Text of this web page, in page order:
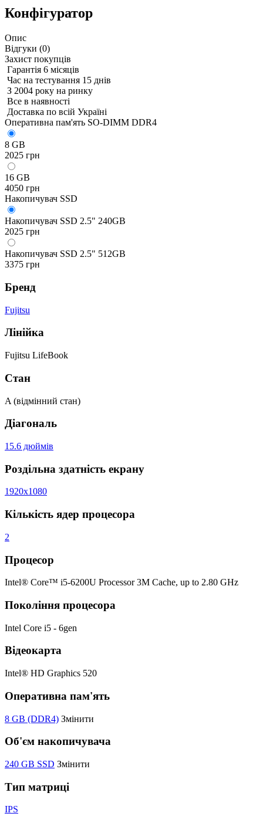
Конфігуратор
Опис
Відгуки (0)
Захист покупців
Гарантія 6 місяців
Час на тестування 15 днів
З 2004 року на ринку
Все в наявності
Доставка по всій Україні
Оперативна пам'ять SO-DIMM DDR4
8 GB
2025 грн
16 GB
4050 грн
Накопичувач SSD
Накопичувач SSD 2.5" 240GB
2025 грн
Накопичувач SSD 2.5" 512GB
3375 грн
Бренд
Fujitsu
Лінійка
Fujitsu LifeBook
Стан
A (відмінний стан)
Діагональ
15.6 дюймів
Роздільна здатність екрану
1920x1080
Кількість ядер процесора
2
Процесор
Intel® Core™ i5-6200U Processor 3M Cache, up to 2.80 GHz
Покоління процесора
Intel Core i5 - 6gen
Відеокарта
Intel® HD Graphics 520
Оперативна пам'ять
8 GB (DDR4) Змінити
Об'єм накопичувача
240 GB SSD Змінити
Тип матриці
IPS